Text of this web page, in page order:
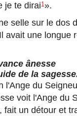
je te dirai1».
selle sur le dos
avait une longue
ânesse
de la
l'Ange du
voit l'Ange du
fait un détour et